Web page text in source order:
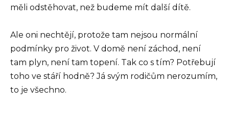
měli odstěhovat, než budeme mít další dítě.
Ale oni nechtějí, protože tam nejsou normální
podmínky pro život. V domě není záchod, není
tam plyn, není tam topení. Tak co s tím? Potřebují
toho ve stáří hodně? Já svým rodičům nerozumím,
to je všechno.